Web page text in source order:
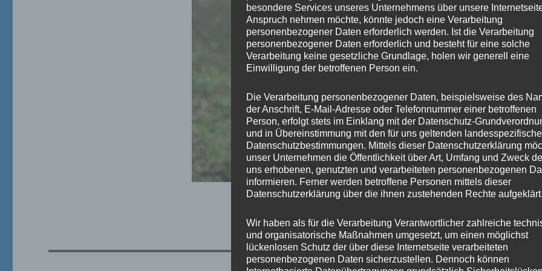
besondere Services unseres Unternehmens über unsere
Anspruch nehmen möchte, könnte jedoch eine Verarbeitung
personenbezogener Daten erforderlich werden. Ist die Verarbeitung
personenbezogener Daten erforderlich und besteht für eine solche
Verarbeitung keine gesetzliche Grundlage, holen wir generell eine
Einwilligung der betroffenen Person ein.
Die Verarbeitung personenbezogener Daten, beispielsweise des
der Anschrift, E-Mail-Adresse oder Telefonnummer einer betroffenen
Person, erfolgt stets im Einklang mit der Datenschutz-
und in Übereinstimmung mit den für uns geltenden
Datenschutzbestimmungen. Mittels dieser Datenschutzerklärung
unser Unternehmen die Öffentlichkeit über Art, Umfang und Zweck
uns erhobenen, genutzten und verarbeiteten personenbezogenen
informieren. Ferner werden betroffene Personen mittels dieser
Datenschutzerklärung über die ihnen zustehenden Rechte
Wir haben als für die Verarbeitung Verantwortlicher zahlreiche
und organisatorische Maßnahmen umgesetzt, um einen möglichst
lückenlosen Schutz der über diese Internetseite verarbeiteten
personenbezogenen Daten sicherzustellen. Dennoch können